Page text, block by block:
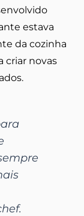
estava
da cozinha
criar novas